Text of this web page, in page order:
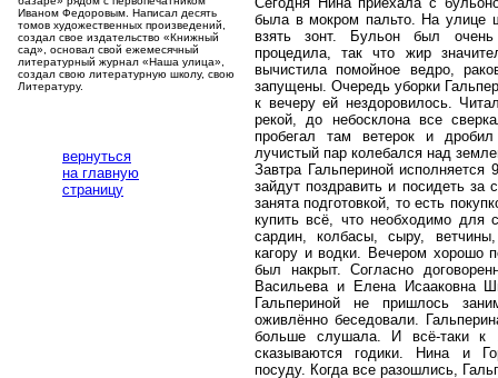
Иваном Федоровым. Написал десять
томов художественных произведений,
создал свое издательство «Книжный
сад», основал свой ежемесячный
литературный журнал «Наша улица»,
создал свою литературную школу, свою
Литературу.
вернуться
на главную
страницу
была в мокром пальто. На улице
взять зонт. Бульон был
процедила, так что жир
вычистила помойное ведро,
запущены. Очередь уборки
к вечеру ей нездоровилось.
рекой, до небосклона все
пробегал там ветерок и
лучистый пар колебался над
Завтра Гальпериной
зайдут поздравить и посидеть
занята подготовкой, то есть
купить всё, что необходимо для
сардин, колбасы, сыру,
кагору и водки. Вечером хорошо
был накрыт. Согласно
Васильева и Елена Исааковна
Гальпериной не пришлось
оживлённо беседовали.
больше слушала. И всё-таки
сказываются годики. Нина и
посуду. Когда все разошлись,